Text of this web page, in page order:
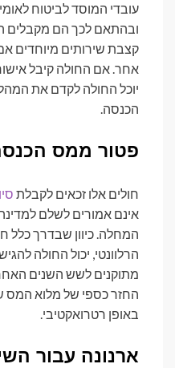
עובדי המוסד לביטוח
ובהתאם לכך הם מקבלים
קצבת שירותים מיוחדים
אחר. אם החולה קיבל
יוכל החולה לקדם את
הכנסה.
פטור ממס
חולים אלו זכאים לקבלת
אינם אמורים לשלם
המחלה. כיוון שבדרך כלל
הרלוונטי, יכול החולה
מתוקנים לשש השנים
החזר כספי של מלוא המס
באופן רטרואקטיבי.
ארנונה עבור